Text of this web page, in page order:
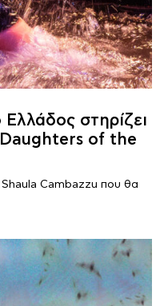
Ελλάδος στηρίζει
of the
Cambazzu που θα